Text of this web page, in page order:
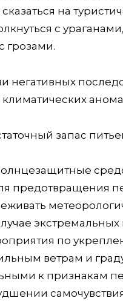
на
с
грозами.
запас
предотвращения
по
ветрам и
к признакам